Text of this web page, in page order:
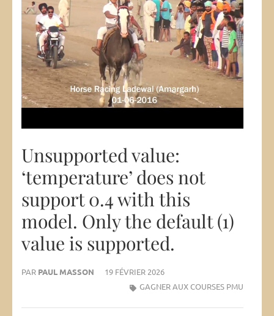
Unsupported value:
‘temperature’ does not
support 0.4 with this
model. Only the default (1)
value is supported.
PAR PAUL MASSON
19 FÉVRIER 2026
GAGNER AUX COURSES PMU